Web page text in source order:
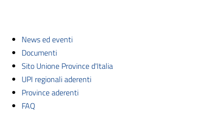
News ed eventi
Documenti
Sito Unione Province d'Italia
UPI regionali aderenti
Province aderenti
FAQ